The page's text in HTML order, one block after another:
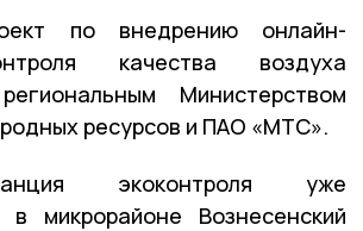
по внедрению онлайн-
качества воздуха
Министерством
ресурсов и ПАО «МТС».
экоконтроля уже
в микрорайоне Вознесенский